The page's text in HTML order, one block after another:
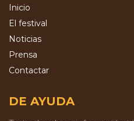
Inicio
El festival
Noticias
Prensa
Contactar
DE AYUDA